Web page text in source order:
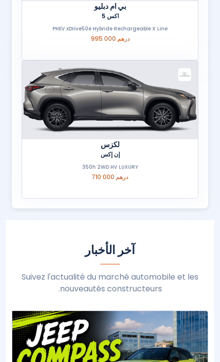
بي ام دبليو
اكس 5
PHEV xDrive50e Hybride Rechargeable X Line
995 000 درهم
لكزس
إن إكس
350h 2WD HV LUXURY
710 000 درهم
آخر الأخبار
Suivez l'actualité du marché automobile et les
nouveautés constructeurs.